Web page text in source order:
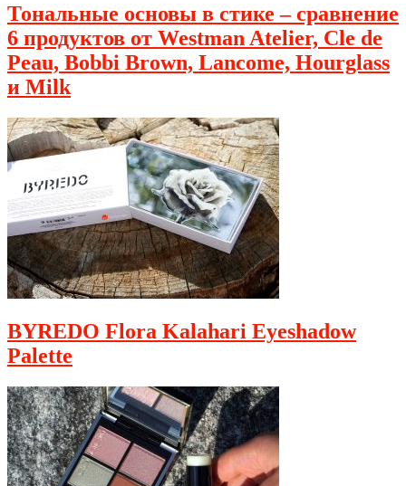
Тональные основы в стике – сравнение
6 продуктов от Westman Atelier, Cle de
Peau, Bobbi Brown, Lancome, Hourglass
и Milk
BYREDO Flora Kalahari Eyeshadow
Palette